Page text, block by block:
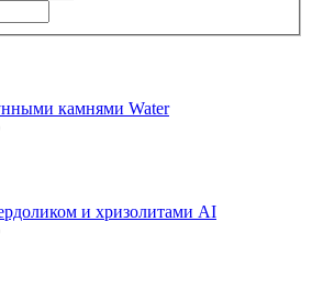
камнями Water
и хризолитами AI